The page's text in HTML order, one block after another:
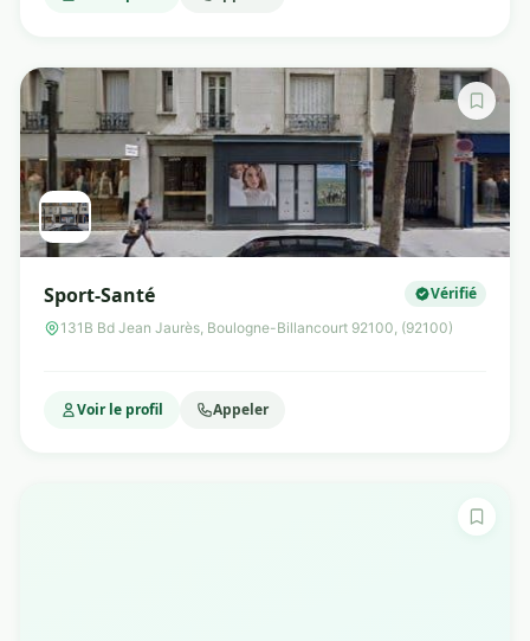
Sport-Santé Vérifié
131B Bd Jean Jaurès, Boulogne-Billancourt 92100, (92100)
Voir le profil Appeler